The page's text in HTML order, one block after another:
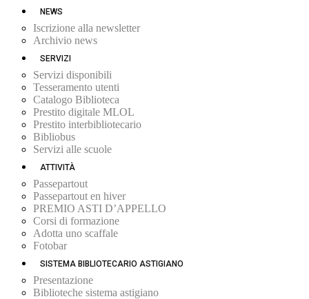
NEWS
Iscrizione alla newsletter
Archivio news
SERVIZI
Servizi disponibili
Tesseramento utenti
Catalogo Biblioteca
Prestito digitale MLOL
Prestito interbibliotecario
Bibliobus
Servizi alle scuole
ATTIVITÀ
Passepartout
Passepartout en hiver
PREMIO ASTI D’APPELLO
Corsi di formazione
Adotta uno scaffale
Fotobar
SISTEMA BIBLIOTECARIO ASTIGIANO
Presentazione
Biblioteche sistema astigiano